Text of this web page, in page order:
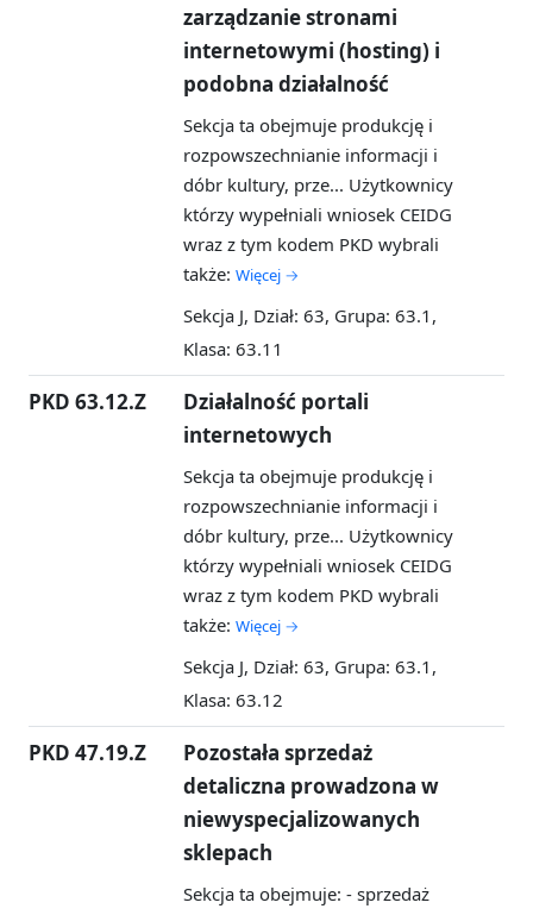
zarządzanie stronami
internetowymi (hosting) i
podobna działalność
Sekcja ta obejmuje produkcję i
rozpowszechnianie informacji i
dóbr kultury, prze... Użytkownicy
którzy wypełniali wniosek CEIDG
wraz z tym kodem PKD wybrali
także: Więcej →
Sekcja J, Dział: 63, Grupa: 63.1,
Klasa: 63.11
PKD 63.12.Z
Działalność portali
internetowych
Sekcja ta obejmuje produkcję i
rozpowszechnianie informacji i
dóbr kultury, prze... Użytkownicy
którzy wypełniali wniosek CEIDG
wraz z tym kodem PKD wybrali
także: Więcej →
Sekcja J, Dział: 63, Grupa: 63.1,
Klasa: 63.12
PKD 47.19.Z
Pozostała sprzedaż
detaliczna prowadzona w
niewyspecjalizowanych
sklepach
Sekcja ta obejmuje: - sprzedaż